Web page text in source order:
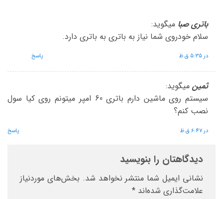
باتری صبا میگوید:
سلام خودروی شما نیاز به باتری به باتری دارد.
در 5:35 ق.ظ پاسخ
ثمین میگوید:
سیستم روی ماشین دارم باتری 60 امپر میتونم روی کیا سول
نصب کنم؟
در 6:47 ق.ظ پاسخ
دیدگاهتان را بنویسید
نشانی ایمیل شما منتشر نخواهد شد. بخش‌های موردنیاز
علامت‌گذاری شده‌اند *